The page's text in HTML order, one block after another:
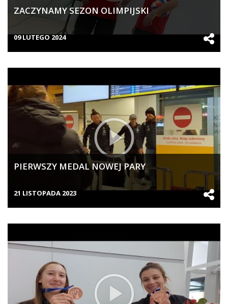
ZACZYNAMY SEZON OLIMPIJSKI
09 LUTEGO 2024
PIERWSZY MEDAL NOWEJ PARY
21 LISTOPADA 2023